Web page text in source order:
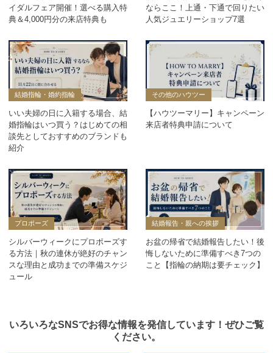
イダルフェア開催！選べる購入特
典＆4,000円分の来店特典も
ならここ！上通・下通で回りたい
人気ジュエリーショップ7選
結婚指輪・婚約指輪
いい夫婦の日に入籍する場合、結
婚指輪はいつ買う？はじめての相
談先としておすすめのブランドも
紹介
その他のハウツー
【ハウツーマリー】キャンペーン
来店者特典申請について
プロポーズ
シルバーウィークにプロポーズす
る方法｜秋の連休が絶好のチャン
スな理由と成功までの準備スケジ
ュール
結婚報告・親への挨拶
お盆の帰省で結婚報告したい！後
悔しないために準備すべき7つの
こと【指輪の納期は要チェック】
いろいろなSNSでお得な情報を発信しています！ぜひご覧
ください。